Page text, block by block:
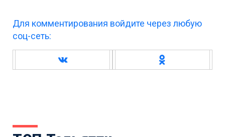
Для комментирования войдите через любую
соц-сеть: